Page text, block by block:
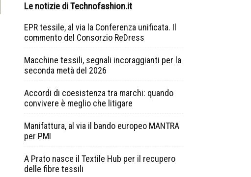
Le notizie di Technofashion.it
EPR tessile, al via la Conferenza unificata. Il
commento del Consorzio ReDress
Macchine tessili, segnali incoraggianti per la
seconda metà del 2026
Accordi di coesistenza tra marchi: quando
convivere è meglio che litigare
Manifattura, al via il bando europeo MANTRA
per PMI
A Prato nasce il Textile Hub per il recupero
delle fibre tessili